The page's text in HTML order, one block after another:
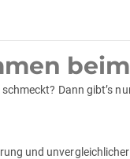
beim
Dann gibt’s
und